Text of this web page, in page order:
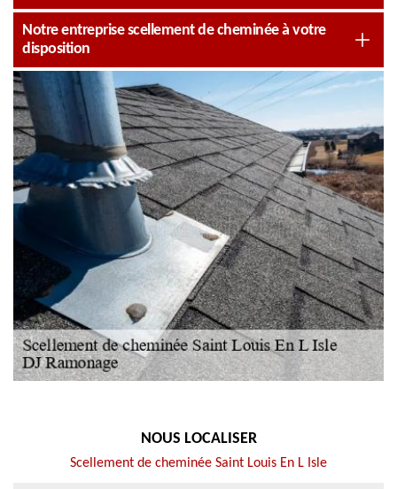
Notre entreprise scellement de cheminée à votre
disposition
NOUS LOCALISER
Scellement de cheminée Saint Louis En L Isle